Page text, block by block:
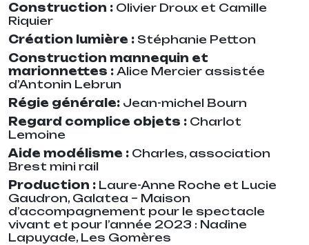
Construction : Olivier Droux et Camille
Riquier
Création lumière : Stéphanie Petton
Construction mannequin et
marionnettes : Alice Mercier assistée
d’Antonin Lebrun
Régie générale: Jean-michel Bourn
Regard complice objets : Charlot
Lemoine
Aide modélisme : Charles, association
Brest mini rail
Production : Laure-Anne Roche et Lucie
Gaudron, Galatea – Maison
d’accompagnement pour le spectacle
vivant et pour l’année 2023 : Nadine
Lapuyade, Les Gomères